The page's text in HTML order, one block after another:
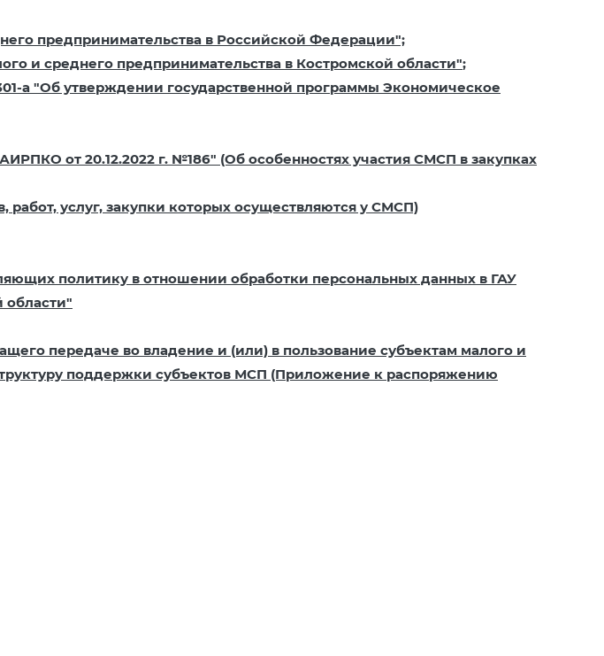
предпринимательства в Российской Федерации";
и среднего предпринимательства в Костромской области";
а "Об утверждении государственной программы Экономическое
от 20.12.2022 г. №186" (Об особенностях участия СМСП в закупках
работ, услуг, закупки которых осуществляются у СМСП)
политику в отношении обработки персональных данных в ГАУ
области"
передаче во владение и (или) в пользование субъектам малого и
поддержки субъектов МСП (Приложение к распоряжению